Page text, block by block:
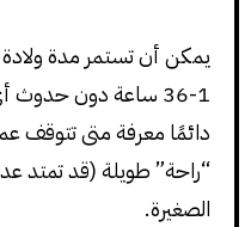
يمكن أن تستمر مدة
1-36 ساعة دون
دائمًا معرفة متى تتوقف
“راحة” طويلة (قد تمتد
الصغيرة.